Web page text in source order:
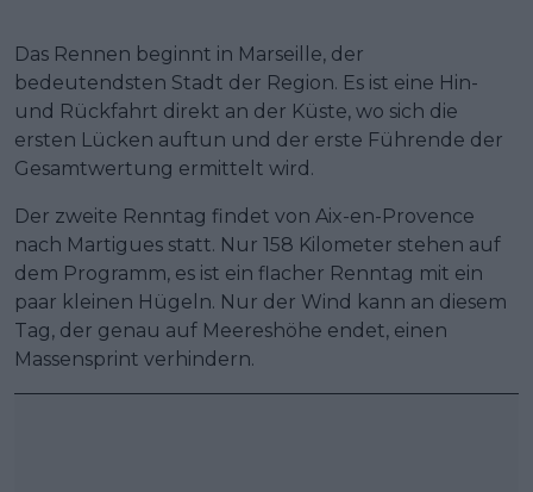
Das Rennen beginnt in Marseille, der
bedeutendsten Stadt der Region. Es ist eine Hin-
und Rückfahrt direkt an der Küste, wo sich die
ersten Lücken auftun und der erste Führende der
Gesamtwertung ermittelt wird.
Der zweite Renntag findet von Aix-en-Provence
nach Martigues statt. Nur 158 Kilometer stehen auf
dem Programm, es ist ein flacher Renntag mit ein
paar kleinen Hügeln. Nur der Wind kann an diesem
Tag, der genau auf Meereshöhe endet, einen
Massensprint verhindern.